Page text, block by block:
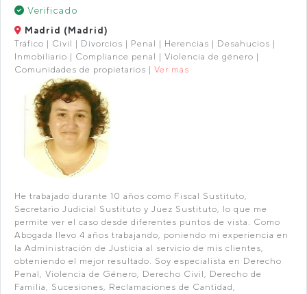
Verificado
Madrid (Madrid)
Tráfico | Civil | Divorcios | Penal | Herencias | Desahucios |
Inmobiliario | Compliance penal | Violencia de género |
Comunidades de propietarios | Ver más
He trabajado durante 10 años como Fiscal Sustituto,
Secretario Judicial Sustituto y Juez Sustituto, lo que me
permite ver el caso desde diferentes puntos de vista. Como
Abogada llevo 4 años trabajando, poniendo mi experiencia en
la Administración de Justicia al servicio de mis clientes,
obteniendo el mejor resultado. Soy especialista en Derecho
Penal, Violencia de Género, Derecho Civil, Derecho de
Familia, Sucesiones, Reclamaciones de Cantidad,